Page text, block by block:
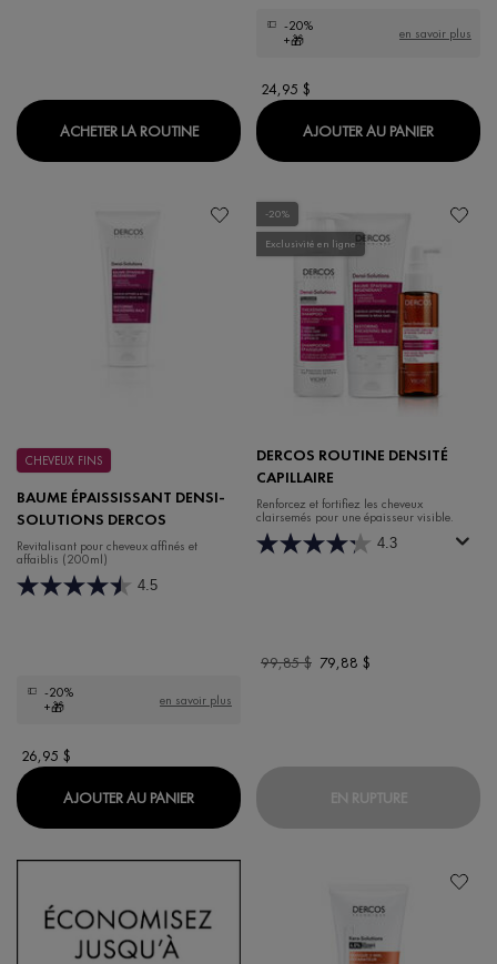
ACHETER LA ROUTINEDERCOS ROUTINE ANTIPELLICULAIRE
-20%
+🎁
en savoir plus
24,95 $
AJOUTER AU PANIER
CHEVEUX FINS
BAUME ÉPAISSISSANT DENSI-
SOLUTIONS DERCOS
Revitalisant pour cheveux affinés et
affaiblis (200ml)
4.5
-20%
+🎁
en savoir plus
26,95 $
AJOUTER AU PANIER BAUME ÉPAISSISSANT DENSI-SOLUTIONS
-20%
Exclusivité en ligne
DERCOS ROUTINE DENSITÉ
CAPILLAIRE
Renforcez et fortifiez les cheveux
clairsemés pour une épaisseur visible.
4.3
Old price
99,85 $ New price
79,88 $
EN RUPTUREDERCOS